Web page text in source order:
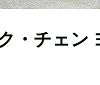
・チェン